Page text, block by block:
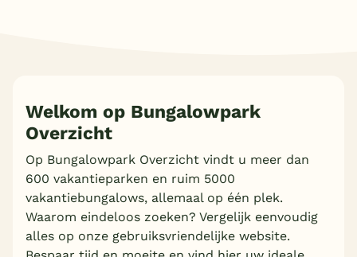
Welkom op Bungalowpark
Overzicht
Op Bungalowpark Overzicht vindt u meer dan
600 vakantieparken en ruim 5000
vakantiebungalows, allemaal op één plek.
Waarom eindeloos zoeken? Vergelijk eenvoudig
alles op onze gebruiksvriendelijke website.